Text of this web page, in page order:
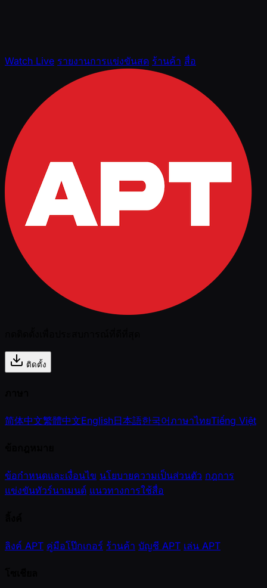
Watch Live รายงานการแข่งขันสด ร้านค้า สื่อ
ติดตั้ง
简体中文繁體中文English日本語한국어ภาษาไทยTiếng Việt
ข้อกำหนดและเงื่อนไข นโยบายความเป็นส่วนตัว กฎการ
แข่งขันทัวร์นาเมนต์ แนวทางการใช้สื่อ
ลิงค์ APT คู่มือโป๊กเกอร์ ร้านค้า บัญชี APT เล่น APT